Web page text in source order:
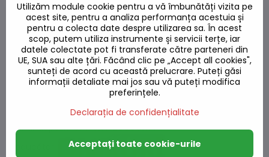
92,48 L
83,32 Lexcl. TVA
Adaugă la favorite
Adăugați la listă
Număr depozit:S7#SK#200031#1
Utilizăm module cookie pentru a vă îmbunătăți vizita pe
acest site, pentru a analiza performanța acestuia și
pentru a colecta date despre utilizarea sa. În acest
scop, putem utiliza instrumente și servicii terțe, iar
datele colectate pot fi transferate către parteneri din
UE, SUA sau alte țări. Făcând clic pe „Accept all cookies",
sunteți de acord cu această prelucrare. Puteți găsi
informații detaliate mai jos sau vă puteți modifica
preferințele.
Declarația de confidențialitate
Acceptați toate cookie-urile